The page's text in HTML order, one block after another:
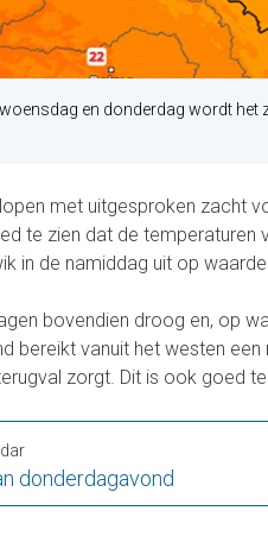
en donderdag wordt het
met uitgesproken zacht
te zien dat de temperaturen
in de namiddag uit op
bovendien droog en, op
bereikt vanuit het westen
zorgt. Dit is ook goed
donderdagavond